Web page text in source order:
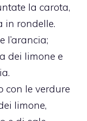
la carota,
in rondelle.
l’arancia;
dei limone e
con le verdure
limone,